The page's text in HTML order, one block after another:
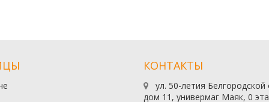
КОНТАКТЫ
ул. 50-летия Белгородской
дом 11, универмаг Маяк, 0